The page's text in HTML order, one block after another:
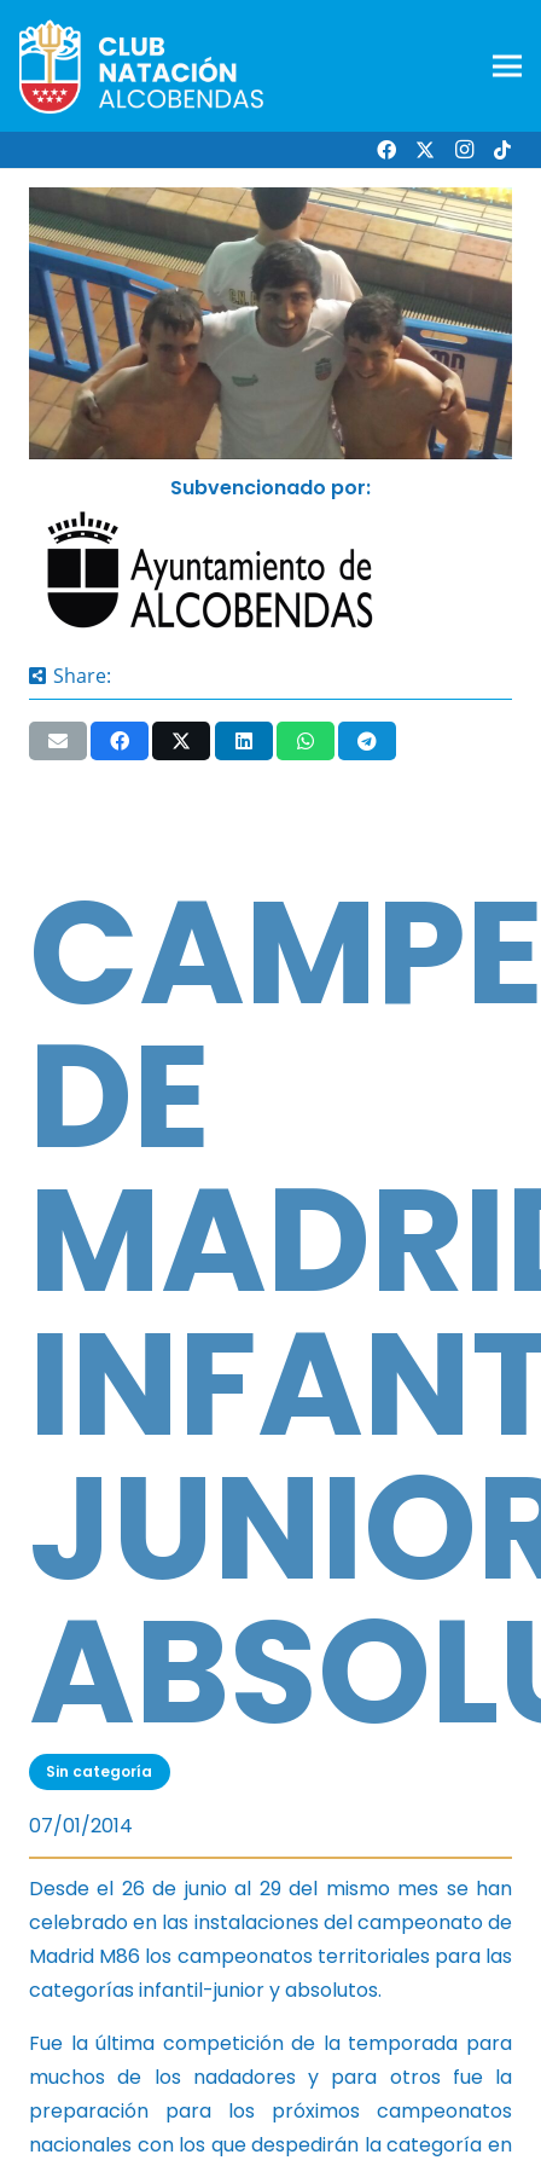
Subvencionado por:
Share:
DE
Sin categoría
07/01/2014
Desde el 26 de junio al 29 del mismo mes se han
celebrado en las instalaciones del campeonato de
Madrid M86 los campeonatos territoriales para las
categorías infantil-junior y absolutos.
Fue la última competición de la temporada para
muchos de los nadadores y para otros fue la
preparación para los próximos campeonatos
nacionales con los que despedirán la categoría en